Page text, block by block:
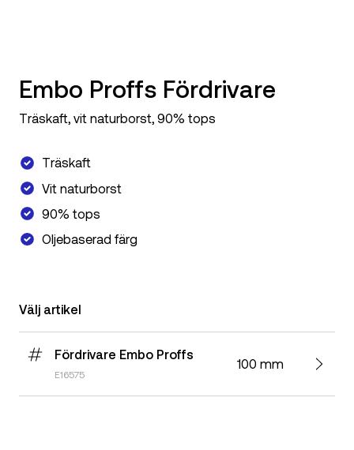
Embo Proffs Fördrivare
Träskaft, vit naturborst, 90% tops
Träskaft
Vit naturborst
90% tops
Oljebaserad färg
Välj artikel
Fördrivare Embo Proffs
E16575
100 mm